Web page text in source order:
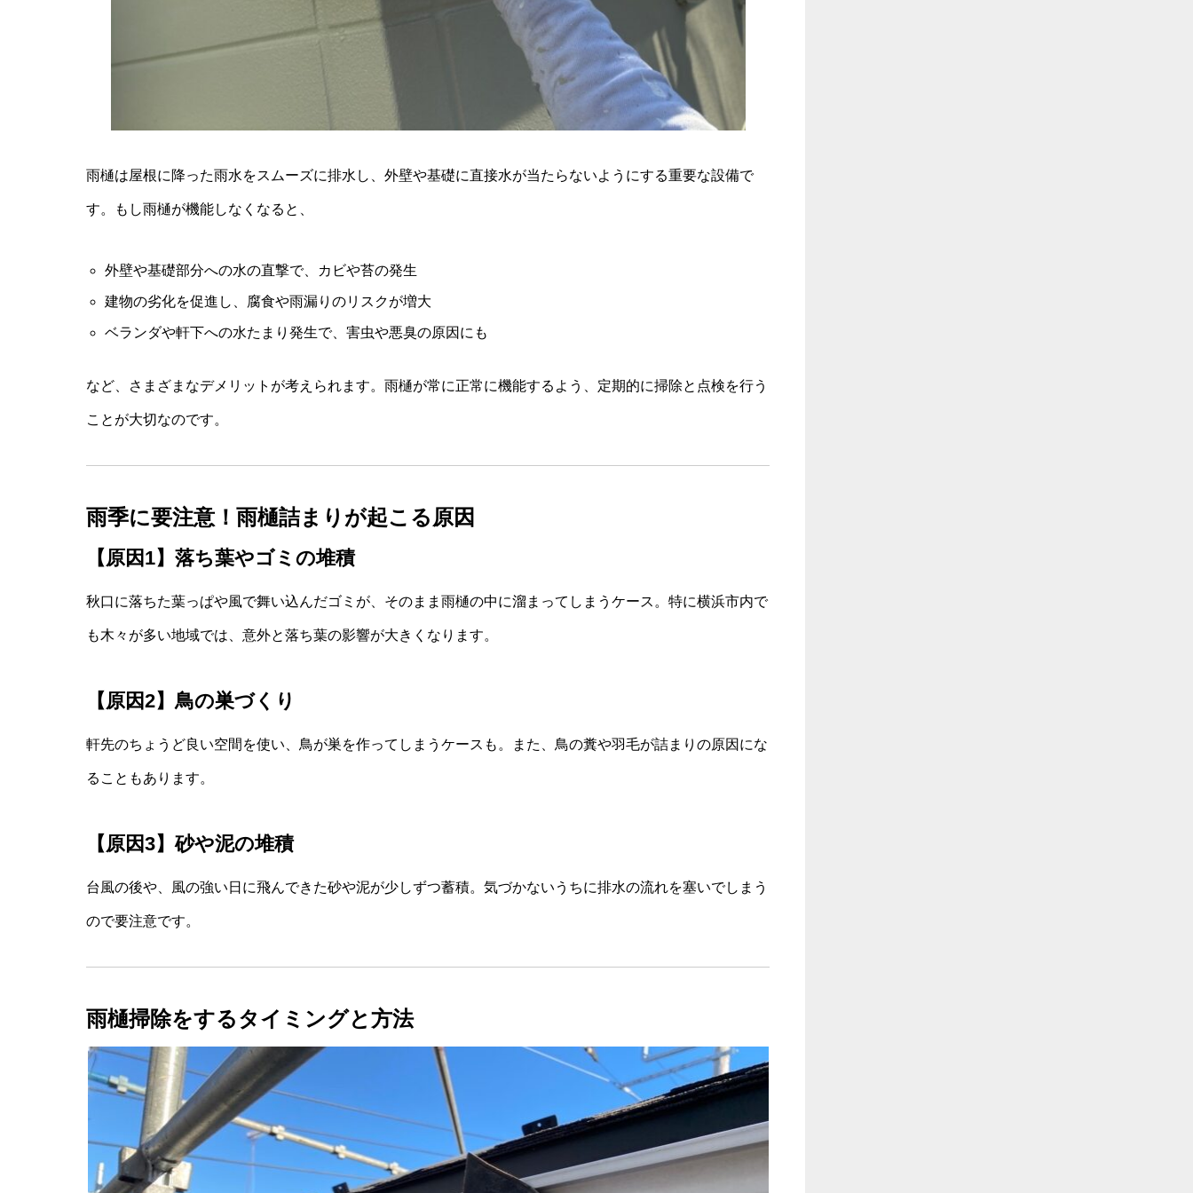
雨樋は屋根に降った雨水をスムーズに排水し、外壁や基礎に直接水が当たらないようにする重要な設備で
す。もし雨樋が機能しなくなると、
外壁や基礎部分への水の直撃で、カビや苔の発生
建物の劣化を促進し、腐食や雨漏りのリスクが増大
ベランダや軒下への水たまり発生で、害虫や悪臭の原因にも
など、さまざまなデメリットが考えられます。雨樋が常に正常に機能するよう、定期的に掃除と点検を行う
ことが大切なのです。
雨季に要注意！雨樋詰まりが起こる原因
【原因1】落ち葉やゴミの堆積
秋口に落ちた葉っぱや風で舞い込んだゴミが、そのまま雨樋の中に溜まってしまうケース。特に横浜市内で
も木々が多い地域では、意外と落ち葉の影響が大きくなります。
【原因2】鳥の巣づくり
軒先のちょうど良い空間を使い、鳥が巣を作ってしまうケースも。また、鳥の糞や羽毛が詰まりの原因にな
ることもあります。
【原因3】砂や泥の堆積
台風の後や、風の強い日に飛んできた砂や泥が少しずつ蓄積。気づかないうちに排水の流れを塞いでしまう
ので要注意です。
雨樋掃除をするタイミングと方法